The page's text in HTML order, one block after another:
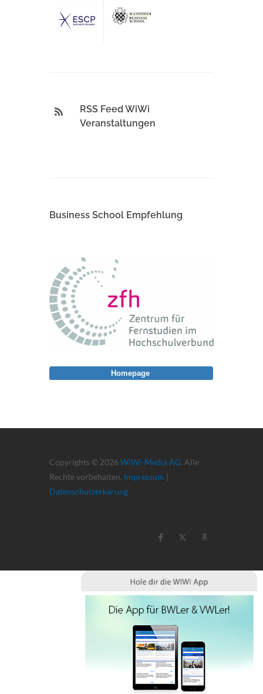
RSS Feed WiWi
Veranstaltungen
Business School Empfehlung
Copyrights © 2026 WiWi-Media AG. Alle
Rechte vorbehalten. Impressum |
Datenschutzerkärung
Homepage